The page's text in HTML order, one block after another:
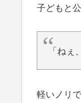
子どもと
「ね
軽いノリ